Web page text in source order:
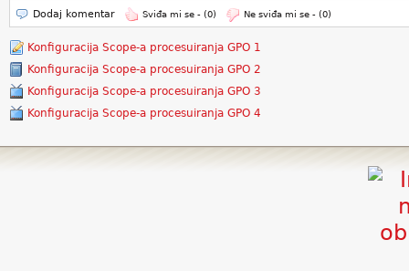
Dodaj komentar Sviđa mi se - (0) Ne sviđa mi se - (0)
Konfiguracija Scope-a procesuiranja GPO 1
Konfiguracija Scope-a procesuiranja GPO 2
Konfiguracija Scope-a procesuiranja GPO 3
Konfiguracija Scope-a procesuiranja GPO 4